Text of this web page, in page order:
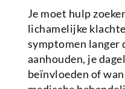
Je moet hulp
lichamelijke
symptomen langer
aanhouden, je
beïnvloeden of